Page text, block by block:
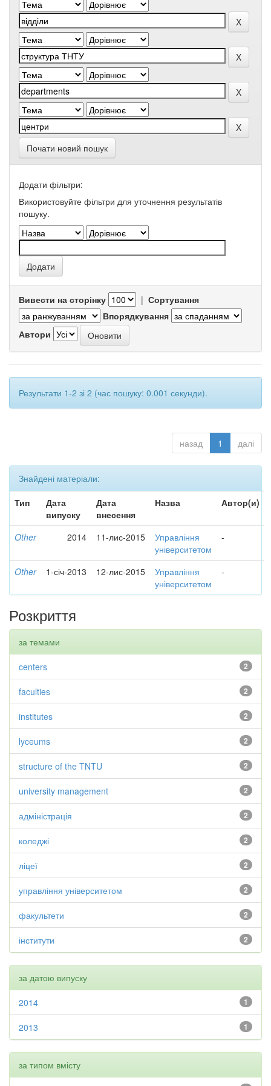
Почати новий пошук
Додати фільтри:
Використовуйте фільтри для уточнення результатів
пошуку.
Вивести на сторінку | Сортування
Впорядкування
Автори
Результати 1-2 зі 2 (час пошуку: 0.001 секунди).
назад 1 далі
Знайдені матеріали:
Тип
Дата
випуску
Дата
внесення
Назва Автор(и)
Other 2014 11-лис-2015
Управління
університетом
-
Other 1-січ-2013 12-лис-2015
Управління
університетом
-
Розкриття
за темами
2
centers
2
faculties
2
institutes
2
lyceums
2
structure of the TNTU
2
university management
2
адміністрація
2
коледжі
2
ліцеї
2
управління університетом
2
факультети
2
інститути
за датою випуску
1
2014
1
2013
за типом вмісту